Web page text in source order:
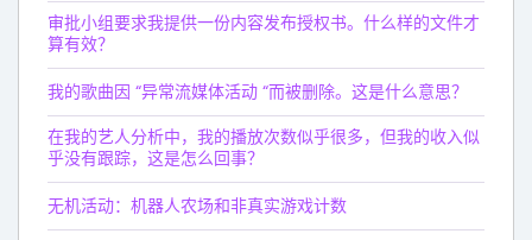
审批小组要求我提供一份内容发布授权书。什么样的文件才
算有效？
我的歌曲因 “异常流媒体活动 “而被删除。这是什么意思？
在我的艺人分析中，我的播放次数似乎很多，但我的收入似
乎没有跟踪，这是怎么回事？
无机活动：机器人农场和非真实游戏计数